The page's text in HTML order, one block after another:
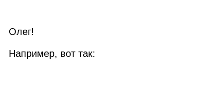
Олег!
Например, вот так: